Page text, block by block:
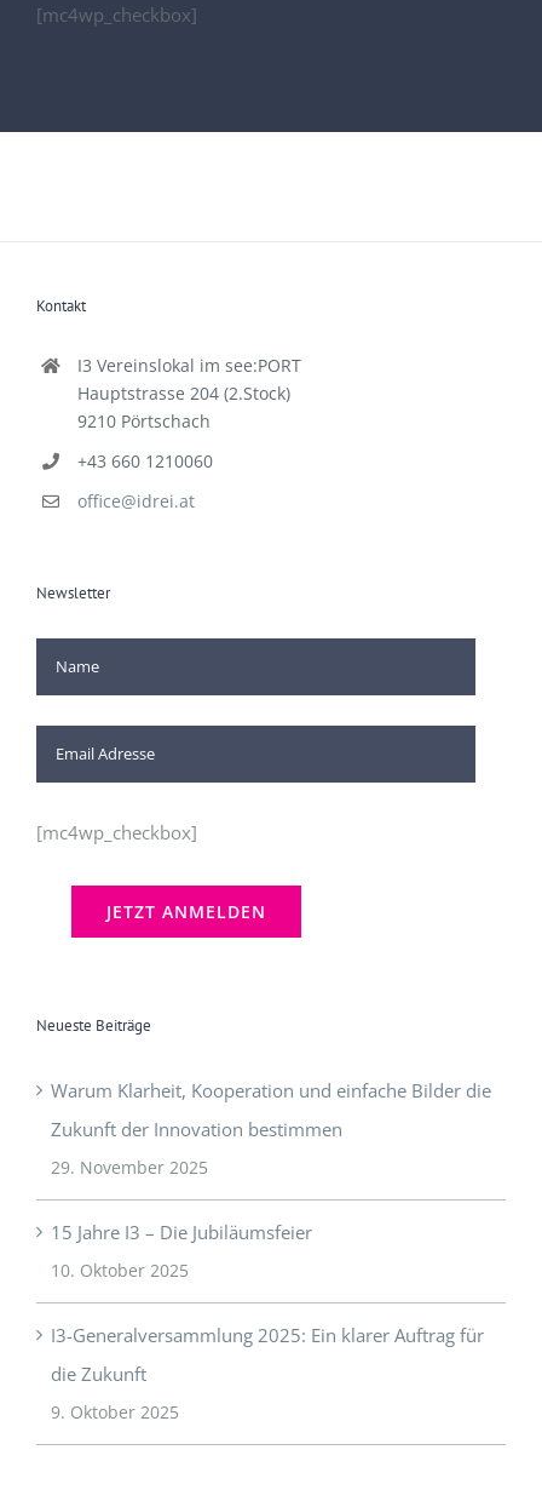
[mc4wp_checkbox]
Kontakt
I3 Vereinslokal im see:PORT
Hauptstrasse 204 (2.Stock)
9210 Pörtschach
+43 660 1210060
office@idrei.at
Newsletter
[mc4wp_checkbox]
Neueste Beiträge
Warum Klarheit, Kooperation und einfache Bilder die
Zukunft der Innovation bestimmen
29. November 2025
15 Jahre I3 – Die Jubiläumsfeier
10. Oktober 2025
I3-Generalversammlung 2025: Ein klarer Auftrag für
die Zukunft
9. Oktober 2025